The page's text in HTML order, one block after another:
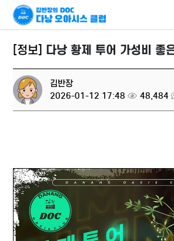
다낭 밤문화
[정보] 다낭 황제 투어 가성비 좋
김반장
2026-01-12 17:48
48,484